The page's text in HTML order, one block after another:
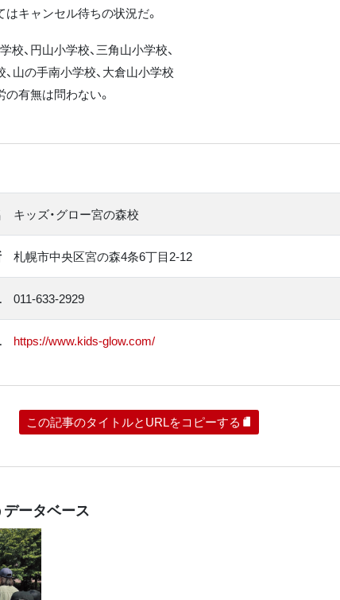
はキャンセル待ちの状況だ。
、円山小学校、三角山小学校、
山の手南小学校、大倉山小学校
有無は問わない。
キッズ・グロー宮の森校
札幌市中央区宮の森4条6丁目2-12
011-633-2929
https://www.kids-glow.com/
この記事のタイトルとURLをコピーする
ータベース